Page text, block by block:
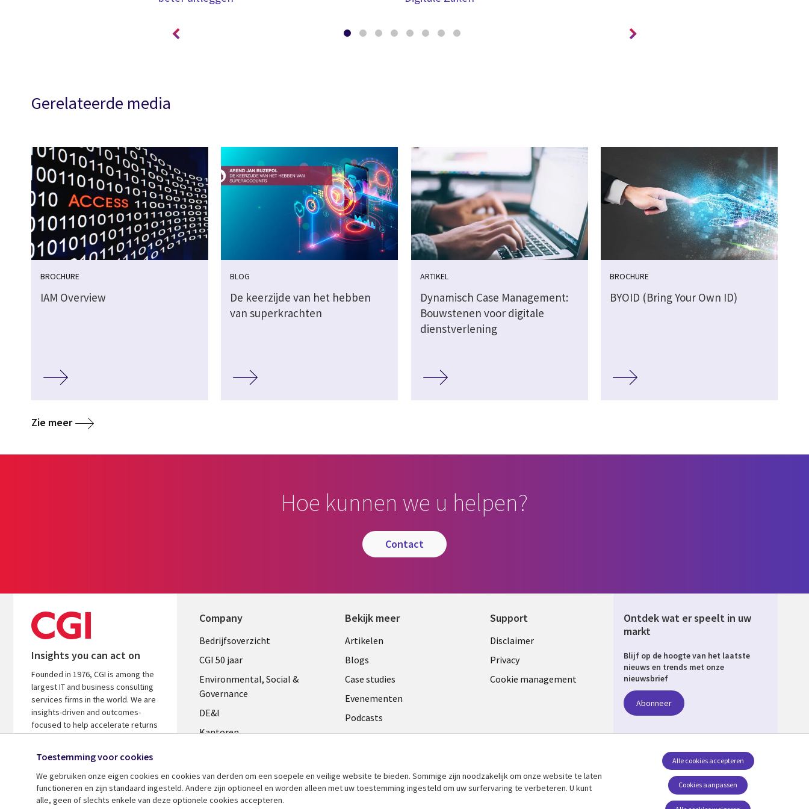
Gerelateerde media
BROCHURE
IAM Overview
BLOG
De keerzijde van het hebben
van superkrachten
ARTIKEL
Dynamisch Case Management:
Bouwstenen voor digitale
dienstverlening
BROCHURE
BYOID (Bring Your Own ID)
Zie meer
Hoe kunnen we u helpen?
contact
Insights you can act on
Founded in 1976, CGI is among the
largest IT and business consulting
services firms in the world. We are
insights-driven and outcomes-
focused to help accelerate returns
on your investments.
Company
Useful
links
NETHERLANDS
Bedrijfsoverzicht
CGI 50 jaar
Environmental, Social &
Governance
DE&I
Kantoren
Media center
Alliances
Bekijk meer
Library
Links
NETHERLANDS
Artikelen
Blogs
Case studies
Evenementen
Podcasts
Viewpoints
Support
Legal
NETHERLANDS
Disclaimer
Privacy
Cookie management
Ontdek wat er speelt in uw
markt
Blijf op de hoogte van het laatste
nieuws en trends met onze
nieuwsbrief
Abonneer
Toestemming voor cookies
We gebruiken onze eigen cookies en cookies van derden om een ​​soepele en veilige website te bieden. Sommige zijn noodzakelijk om onze website te laten
functioneren en zijn standaard ingesteld. Andere zijn optioneel en worden alleen met uw toestemming ingesteld om uw surfervaring te verbeteren. U kunt
alle, geen of slechts enkele van deze optionele cookies accepteren.
Cookies aanpassen
Alle cookies accepteren